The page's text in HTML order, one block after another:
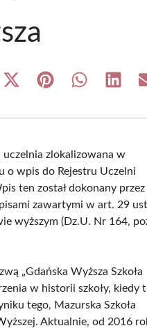
Share
(Twitter)
Share Share Share
zlokalizowana w
o wpis do Rejestru Uczelni
ten został dokonany przez
zawartymi w art. 29
wyższym (Dz.U. Nr 164,
„Gdańska Wyższa Szkoła
w historii szkoły, kiedy
tego, Mazurska Szkoła
Aktualnie, od 2016